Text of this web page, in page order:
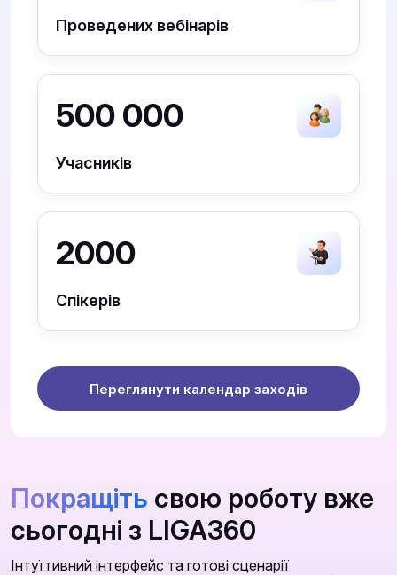
Проведених вебінарів
500 000
Учасників
2000
Спікерів
Переглянути календар заходів
Покращіть свою роботу вже
сьогодні з LIGA360
Інтуїтивний інтерфейс та готові сценарії